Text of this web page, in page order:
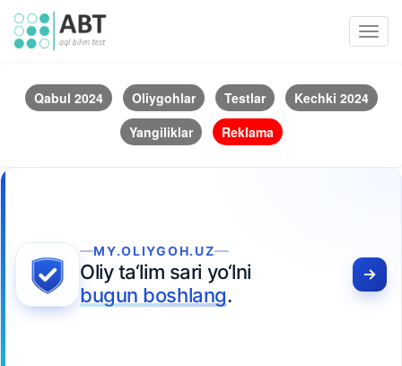
Qabul 2024 Oliygohlar Testlar
Kechki 2024
Yangiliklar
Reklama
MY.OLIYGOH.UZ
Oliy ta‘lim sari yo‘lni
bugun boshlang.